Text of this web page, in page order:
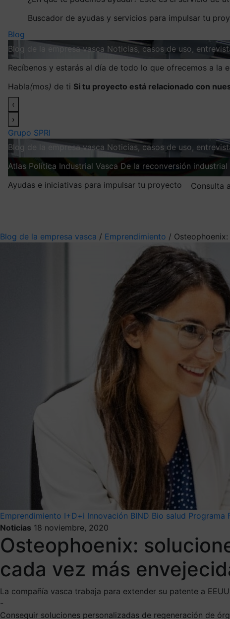
Buscador de ayudas y servicios para impulsar tu
Blog
Blog de la empresa vasca Noticias, casos de uso,
Recíbenos y estarás al día de todo lo que ofrecemos a la
Habla(mos) de ti Si tu proyecto está relacionado con
‹
›
Grupo SPRI
Blog de la empresa vasca Noticias, casos de uso,
Atlas Política Industrial Vasca De la reconversión
Ayudas e iniciativas para impulsar tu proyecto
Consulta
Blog de la empresa vasca / Emprendimiento /
Emprendimiento I+D+i Innovación BIND Bio salud Programa
Noticias 18 noviembre, 2020
Osteophoenix:
cada vez más
La compañía vasca trabaja para extender su patente a
-
Conseguir soluciones personalizadas de regeneración de